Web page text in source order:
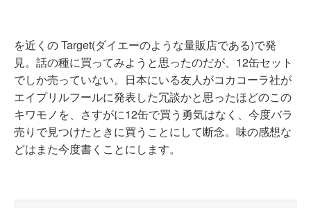
を近くの Target(ダイエーのような量販店である)で発
見。話の種に買ってみようと思ったのだが、12缶セット
でしか売っていない。日本にいる友人がコカコーラ社が
エイプリルフールに発表した冗談かと思ったほどのこの
キワモノを、さすがに12缶で買う勇気はなく、今度バラ
売りで見つけたときに買うことにして断念。味の感想な
どはまた今度書くことにします。